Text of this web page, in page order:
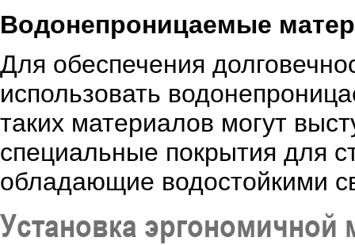
Водонепроницаемые
Для обеспечения
использовать
таких материалов могут
специальные покрытия для
обладающие водостойкими
Установка эргономичной